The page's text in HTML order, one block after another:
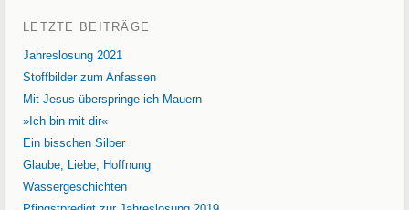
LETZTE BEITRÄGE
Jahreslosung 2021
Stoffbilder zum Anfassen
Mit Jesus überspringe ich Mauern
»Ich bin mit dir«
Ein bisschen Silber
Glaube, Liebe, Hoffnung
Wassergeschichten